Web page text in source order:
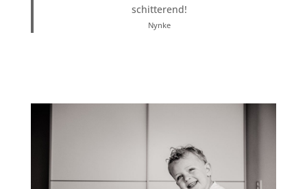
schitterend!
Nynke